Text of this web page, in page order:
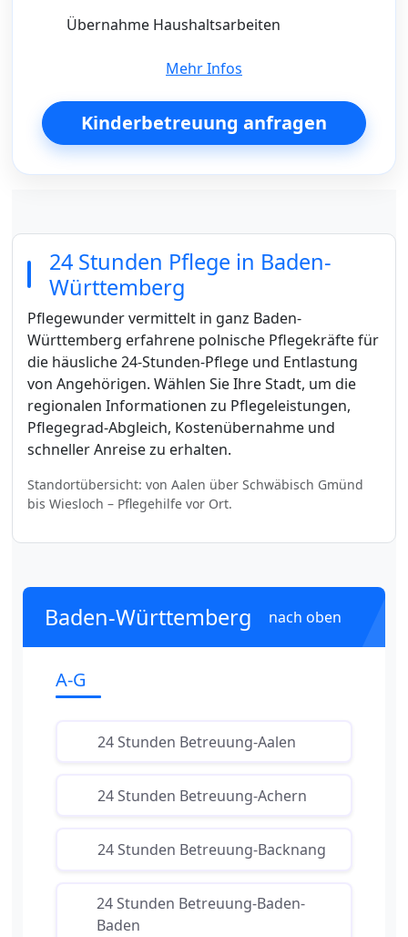
Übernahme Haushaltsarbeiten
Mehr Infos
Kinderbetreuung anfragen
24 Stunden Pflege in Baden-
Württemberg
Pflegewunder vermittelt in ganz Baden-
Württemberg erfahrene polnische Pflegekräfte für
die häusliche 24-Stunden-Pflege und Entlastung
von Angehörigen. Wählen Sie Ihre Stadt, um die
regionalen Informationen zu Pflegeleistungen,
Pflegegrad-Abgleich, Kostenübernahme und
schneller Anreise zu erhalten.
Standortübersicht: von Aalen über Schwäbisch Gmünd
bis Wiesloch – Pflegehilfe vor Ort.
Baden-Württemberg nach oben
A-G
24 Stunden Betreuung-Aalen
24 Stunden Betreuung-Achern
24 Stunden Betreuung-Backnang
24 Stunden Betreuung-Baden-
Baden